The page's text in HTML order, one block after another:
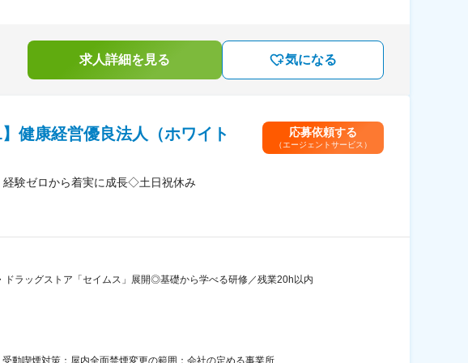
求人詳細を見る 気になる
健康経営優良法人（ホワイト
験ゼロから着実に成長◇土日祝休み
応募依頼する
（エージェントサービス）
ドラッグストア「セイムス」展開◎基礎から学べる研修／残業20h以内
動喫煙対策：屋内全面禁煙変更の範囲：会社の定める事業所